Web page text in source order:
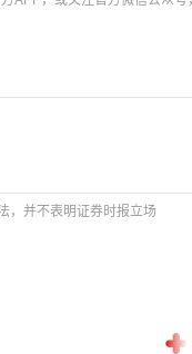
，并不表明证券时报立场